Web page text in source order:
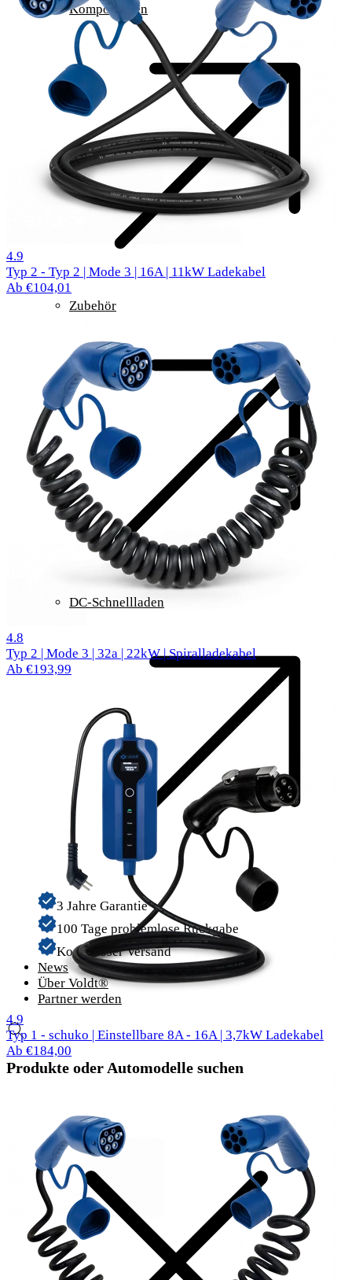
Komponenten
Zubehör
DC-Schnellladen
3 Jahre Garantie
100 Tage problemlose Rückgabe
Kostenloser Versand
News
Über Voldt®
Partner werden
Produkte oder Automodelle suchen
4.9
Typ 2 - Typ 2 | Mode 3 | 16A | 11kW Ladekabel
Ab €104,01
4.8
Typ 2 | Mode 3 | 32a | 22kW | Spiralladekabel
Ab €193,99
4.9
Typ 1 - schuko | Einstellbare 8A - 16A | 3,7kW Ladekabel
Ab €184,00